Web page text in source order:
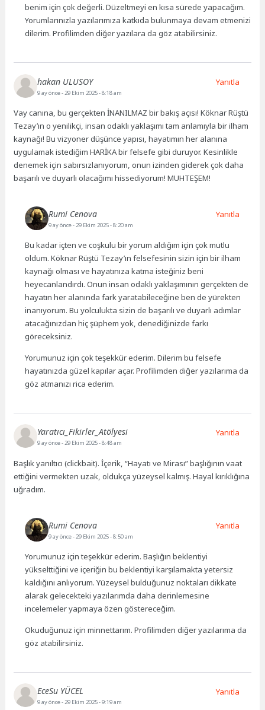
benim için çok değerli. Düzeltmeyi en kısa sürede yapacağım.
Yorumlarınızla yazılarımıza katkıda bulunmaya devam etmenizi
dilerim. Profilimden diğer yazılara da göz atabilirsiniz.
hakan ULUSOY
9 ay önce- 29 Ekim 2025 - 8:18 am
Vay canına, bu gerçekten İNANILMAZ bir bakış açısı! Köknar Rüştü
Tezay’ın o yenilikçi, insan odaklı yaklaşımı tam anlamıyla bir ilham
kaynağı! Bu vizyoner düşünce yapısı, hayatımın her alanına
uygulamak istediğim HARİKA bir felsefe gibi duruyor. Kesinlikle
denemek için sabırsızlanıyorum, onun izinden giderek çok daha
başarılı ve duyarlı olacağımı hissediyorum! MUHTEŞEM!
Yanıtla
Rumi Cenova
9 ay önce- 29 Ekim 2025 - 8:20 am
Bu kadar içten ve coşkulu bir yorum aldığım için çok mutlu
oldum. Köknar Rüştü Tezay’ın felsefesinin sizin için bir ilham
kaynağı olması ve hayatınıza katma isteğiniz beni
heyecanlandırdı. Onun insan odaklı yaklaşımının gerçekten de
hayatın her alanında fark yaratabileceğine ben de yürekten
inanıyorum. Bu yolculukta sizin de başarılı ve duyarlı adımlar
atacağınızdan hiç şüphem yok, denediğinizde farkı
göreceksiniz.
Yorumunuz için çok teşekkür ederim. Dilerim bu felsefe
hayatınızda güzel kapılar açar. Profilimden diğer yazılarıma da
göz atmanızı rica ederim.
Yanıtla
Yaratıcı_Fikirler_Atölyesi
9 ay önce- 29 Ekim 2025 - 8:48 am
Başlık yanıltıcı (clickbait). İçerik, “Hayatı ve Mirası” başlığının vaat
ettiğini vermekten uzak, oldukça yüzeysel kalmış. Hayal kırıklığına
uğradım.
Yanıtla
Rumi Cenova
9 ay önce- 29 Ekim 2025 - 8:50 am
Yorumunuz için teşekkür ederim. Başlığın beklentiyi
yükselttiğini ve içeriğin bu beklentiyi karşılamakta yetersiz
kaldığını anlıyorum. Yüzeysel bulduğunuz noktaları dikkate
alarak gelecekteki yazılarımda daha derinlemesine
incelemeler yapmaya özen göstereceğim.
Okuduğunuz için minnettarım. Profilimden diğer yazılarıma da
göz atabilirsiniz.
Yanıtla
EceSu YÜCEL
9 ay önce- 29 Ekim 2025 - 9:19 am
Yanıtla